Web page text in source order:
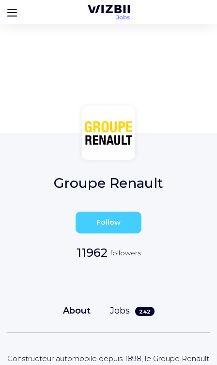
Groupe Renault
Follow
11962 followers
About Jobs 242
Constructeur automobile depuis 1898, le Groupe Renault